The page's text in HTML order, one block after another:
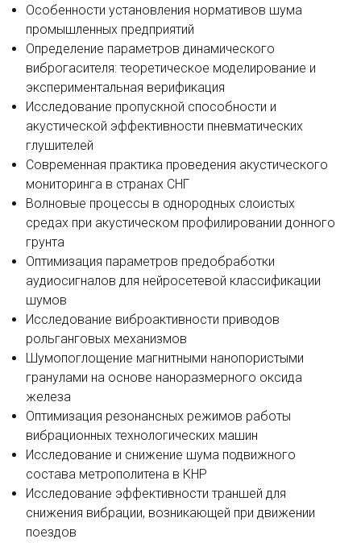
Особенности установления нормативов шума
промышленных предприятий
Определение параметров динамического
виброгасителя: теоретическое моделирование и
экспериментальная верификация
Исследование пропускной способности и
акустической эффективности пневматических
глушителей
Современная практика проведения акустического
мониторинга в странах СНГ
Волновые процессы в однородных слоистых
средах при акустическом профилировании донного
грунта
Оптимизация параметров предобработки
аудиосигналов для нейросетевой классификации
шумов
Исследование виброактивности приводов
рольганговых механизмов
Шумопоглощение магнитными нанопористыми
гранулами на основе наноразмерного оксида
железа
Оптимизация резонансных режимов работы
вибрационных технологических машин
Исследование и снижение шума подвижного
состава метрополитена в КНР
Исследование эффективности траншей для
снижения вибрации, возникающей при движении
поездов